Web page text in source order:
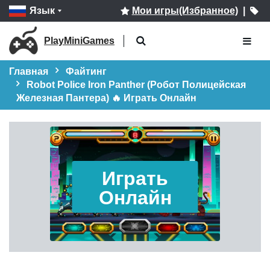
Язык Мои игры(Избранное)|
PlayMiniGames
Главная
Файтинг
Robot Police Iron Panther (Робот Полицейская
Железная Пантера) 🔥 Играть Онлайн
Играть
Онлайн